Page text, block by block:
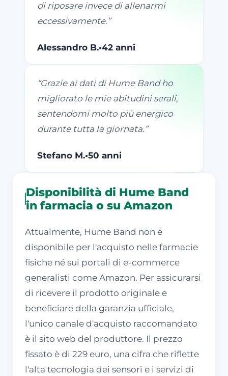
di riposare invece di allenarmi
eccessivamente. ”
Alessandro B.•42 anni
“Grazie ai dati di Hume Band ho
migliorato le mie abitudini serali,
sentendomi molto più energico
durante tutta la giornata. ”
Stefano M.•50 anni
Disponibilità di Hume Band
in farmacia o su Amazon
Attualmente, Hume Band non è
disponibile per l'acquisto nelle farmacie
fisiche né sui portali di e-commerce
generalisti come Amazon. Per assicurarsi
di ricevere il prodotto originale e
beneficiare della garanzia ufficiale,
l'unico canale d'acquisto raccomandato
è il sito web del produttore. Il prezzo
fissato è di 229 euro, una cifra che riflette
l'alta tecnologia dei sensori e i servizi di